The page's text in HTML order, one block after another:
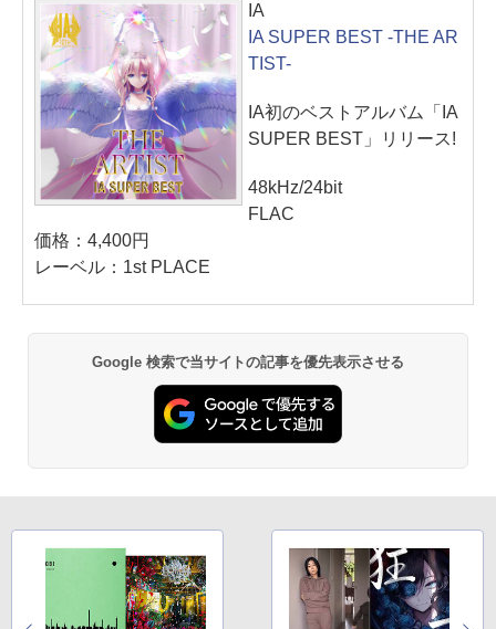
IA
IA SUPER BEST -THE AR
TIST-
IA初のベストアルバム「IA
SUPER BEST」リリース!
48kHz/24bit
FLAC
価格：4,400円
レーベル：1st PLACE
Google 検索で当サイトの記事を優先表示させる